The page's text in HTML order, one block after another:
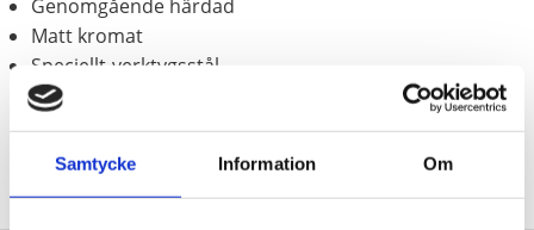
Samtycke Information Om
Genomgående härdad
Matt kromat
Speciellt-verktygsstål